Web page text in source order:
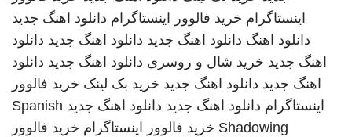
اینستاگرام خرید فالوور اینستاگرام دانلود اهنگ جدید
دانلود اهنگ دانلود اهنگ جدید دانلود اهنگ جدید دانلود
اهنگ جدید خرید شال و روسری دانلود اهنگ جدید دانلود
اهنگ جدید دانلود اهنگ جدید خرید بک لینک خرید فالوور
اینستاگرام دانلود اهنگ جدید دانلود اهنگ جدید Spanish
Shadowing خرید فالوور اینستاگرام خرید فالوور